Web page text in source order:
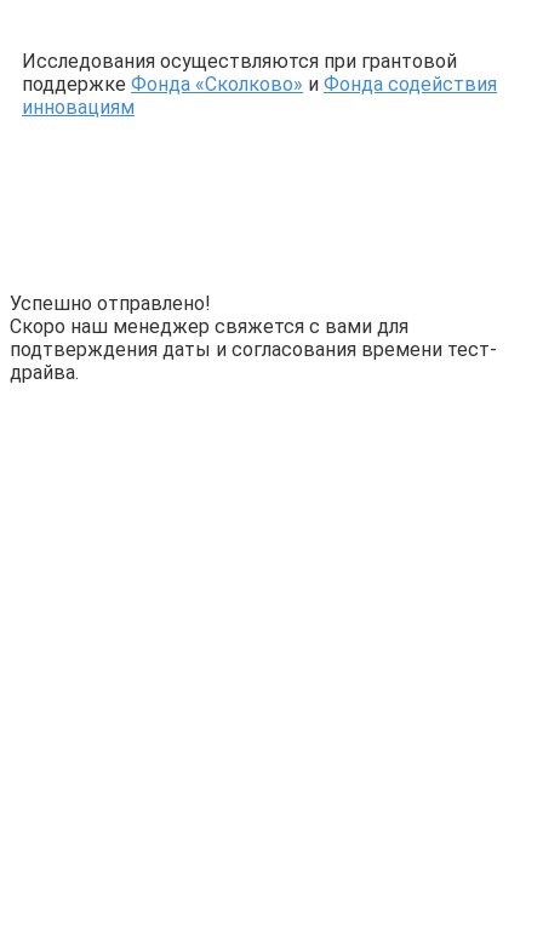
Исследования осуществляются при грантовой
поддержке Фонда «Сколково» и Фонда содействия
инновациям
Успешно отправлено!
Скоро наш менеджер свяжется с вами для
подтверждения даты и согласования времени тест-
драйва.